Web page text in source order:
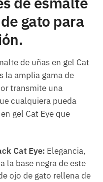
gato para
de uñas en gel Cat
la amplia gama de
transmite una
cualquiera pueda
gel Cat Eye que
Cat Eye: Elegancia,
la base negra de este
ojo de gato rellena de